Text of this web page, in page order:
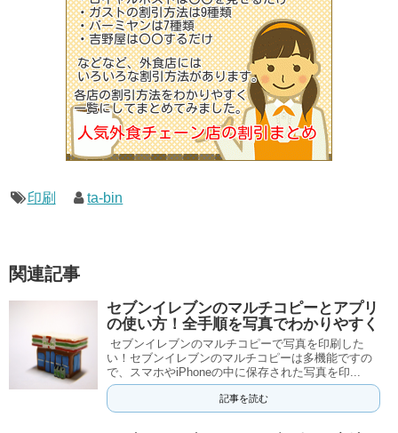
印刷 ta-bin
関連記事
セブンイレブンのマルチコピーとアプリ
の使い方！全手順を写真でわかりやすく
セブンイレブンのマルチコピーで写真を印刷した
い！セブンイレブンのマルチコピーは多機能ですの
で、スマホやiPhoneの中に保存された写真を印...
記事を読む